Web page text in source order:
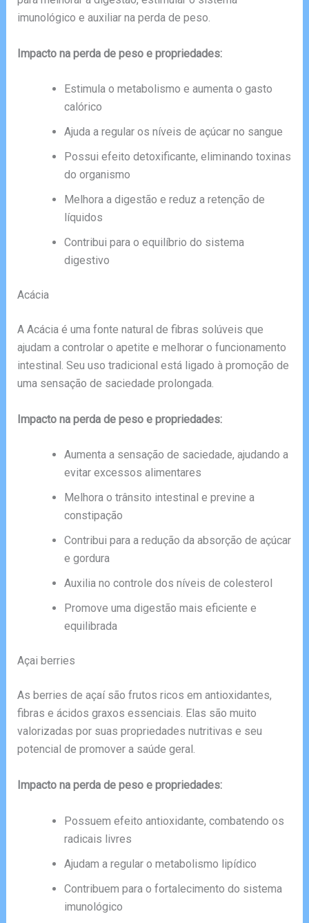
imunológico e auxiliar na perda de peso.
Impacto na perda de peso e propriedades:
Estimula o metabolismo e aumenta o gasto
calórico
Ajuda a regular os níveis de açúcar no sangue
Possui efeito detoxificante, eliminando toxinas
do organismo
Melhora a digestão e reduz a retenção de
líquidos
Contribui para o equilíbrio do sistema
digestivo
Acácia
A Acácia é uma fonte natural de fibras solúveis que
ajudam a controlar o apetite e melhorar o funcionamento
intestinal. Seu uso tradicional está ligado à promoção de
uma sensação de saciedade prolongada.
Impacto na perda de peso e propriedades:
Aumenta a sensação de saciedade, ajudando a
evitar excessos alimentares
Melhora o trânsito intestinal e previne a
constipação
Contribui para a redução da absorção de açúcar
e gordura
Auxilia no controle dos níveis de colesterol
Promove uma digestão mais eficiente e
equilibrada
Açai berries
As berries de açaí são frutos ricos em antioxidantes,
fibras e ácidos graxos essenciais. Elas são muito
valorizadas por suas propriedades nutritivas e seu
potencial de promover a saúde geral.
Impacto na perda de peso e propriedades:
Possuem efeito antioxidante, combatendo os
radicais livres
Ajudam a regular o metabolismo lipídico
Contribuem para o fortalecimento do sistema
imunológico